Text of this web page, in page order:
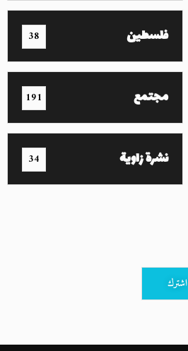
فلسطين 38
مجتمع 191
نشرة زاوية 34
اشترك